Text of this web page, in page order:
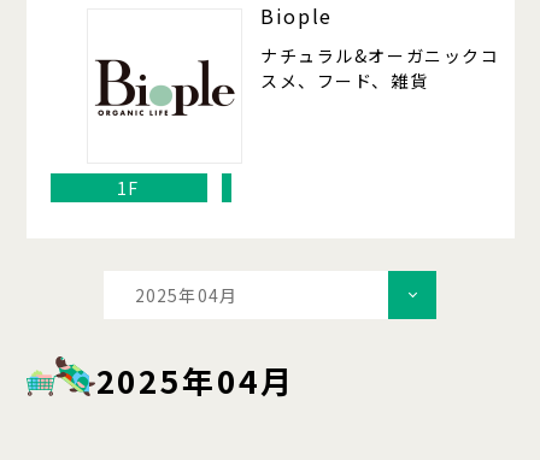
Biople
ナチュラル&オーガニックコ
スメ、フード、雑貨
1F
2025年04月
2025年04月